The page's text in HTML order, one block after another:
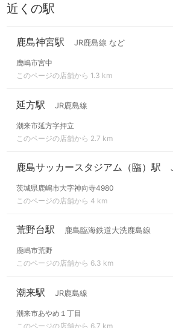
近くの駅
鹿島神宮駅 JR鹿島線 など
鹿嶋市宮中
このページの店舗から 1.3 km
延方駅 JR鹿島線
潮来市延方字押立
このページの店舗から 2.7 km
鹿島サッカースタジアム（臨）駅
茨城県鹿嶋市大字神向寺4980
このページの店舗から 4 km
荒野台駅 鹿島臨海鉄道大洗鹿島線
鹿嶋市荒野
このページの店舗から 6.3 km
潮来駅 JR鹿島線
潮来市あやめ１丁目
このページの店舗から 6.7 km